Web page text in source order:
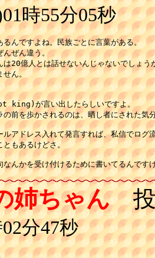
時55分05秒
るんですよね。民族ごとに言葉がある。
んぜん違う。
は20億人とは話せないんじゃないでしょう
せん。
king)が言い出したらしいですよ。
の前を歩かされるのは、晒し者にされた気
ルアドレス入れて発言すれば、私信でログ
ともあるけどさ。
なんかを受け付けるために書いてるんです
姉ちゃん投
分47秒